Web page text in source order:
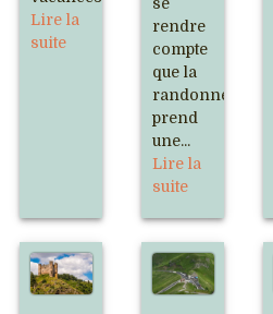
Lire la
suite
rendre
compte
que la
randonnée
prend
une...
Lire la
suite